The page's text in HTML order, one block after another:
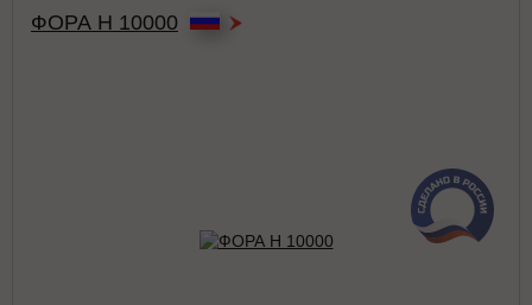
ФОРА Н 10000